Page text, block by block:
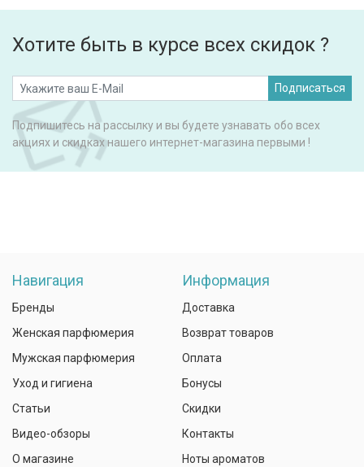
Хотите быть в курсе всех скидок ?
Подписаться
Подпишитесь на рассылку и вы будете узнавать обо всех
акциях и скидках нашего интернет-магазина первыми !
Навигация
Бренды
Женская парфюмерия
Мужская парфюмерия
Уход и гигиена
Статьи
Видео-обзоры
О магазине
Информация
Доставка
Возврат товаров
Оплата
Бонусы
Скидки
Контакты
Ноты ароматов